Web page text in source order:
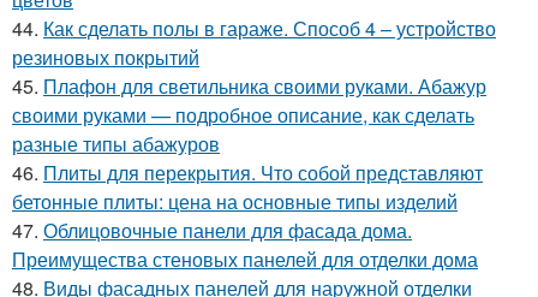
44. Как сделать полы в гараже. Способ 4 – устройство
резиновых покрытий
45. Плафон для светильника своими руками. Абажур
своими руками — подробное описание, как сделать
разные типы абажуров
46. Плиты для перекрытия. Что собой представляют
бетонные плиты: цена на основные типы изделий
47. Облицовочные панели для фасада дома.
Преимущества стеновых панелей для отделки дома
48. Виды фасадных панелей для наружной отделки